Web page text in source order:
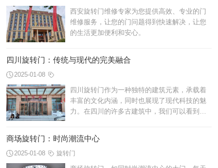
西安旋转门维修专家为您提供高效、专业的门
维修服务，让您的门问题得到快速解决，让您
的生活更加便利和安心。
四川旋转门：传统与现代的完美融合
2025-01-08
四川旋转门作为一种独特的建筑元素，承载着
丰富的文化内涵，同时也展现了现代科技的魅
力。在四川的许多古建筑中，我们可以看到这
商场旋转门：时尚潮流中心
2025-01-08 旋转门